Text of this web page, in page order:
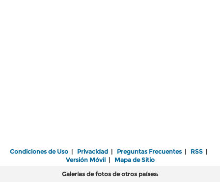
Condiciones de Uso | Privacidad | Preguntas Frecuentes | RSS |
Versión Móvil| Mapa de Sitio
Galerías de fotos de otros países: